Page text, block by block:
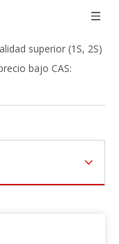
superior (1S, 2S)
bajo CAS: